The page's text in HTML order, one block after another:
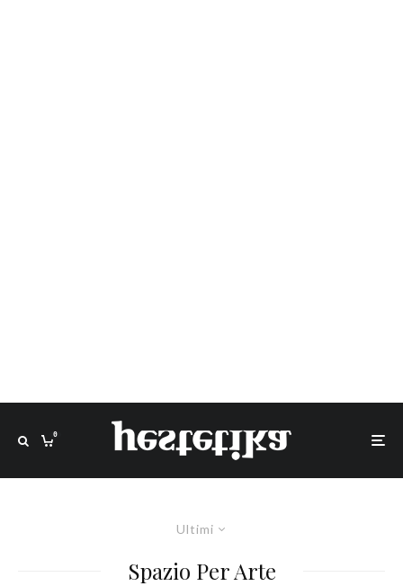
0
Ultimi
Spazio Per Arte